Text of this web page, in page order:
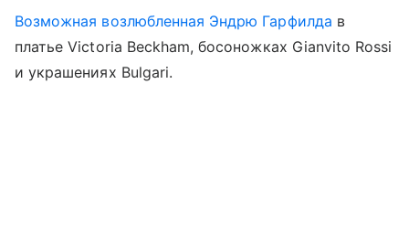
Возможная возлюбленная Эндрю Гарфилда в
платье Victoria Beckham, босоножках Gianvito Rossi
и украшениях Bulgari.